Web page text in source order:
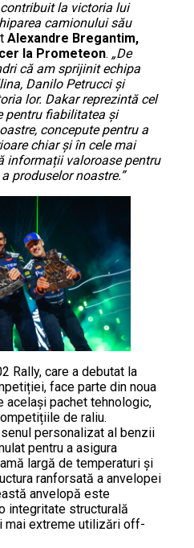
la victoria lui
camionului său
Alexandre Bregantim,
la Prometeon. „De
că am sprijinit echipa
Danilo Petrucci și
lor. Dakar reprezintă cel
pentru fiabilitatea și
concepute pentru a
chiar și în cele mai
informații valoroase pentru
produselor noastre.”
Rally, care a debutat la
face parte din noua
pachet tehnologic,
de raliu.
personalizat al benzii
pentru a asigura
largă de temperaturi și
ranforsată a anvelopei
anvelopă este
integritate structurală
mai extreme utilizări off-